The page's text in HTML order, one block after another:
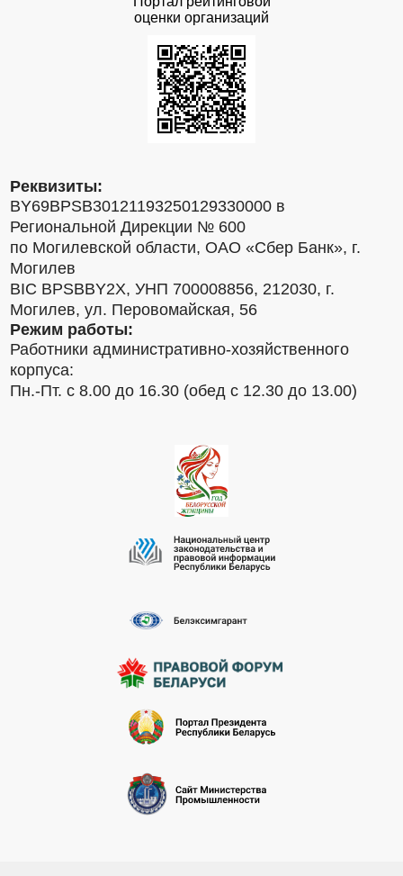
оценки организаций
Реквизиты:
BY69BPSB30121193250129330000 в
Региональной Дирекции № 600
по Могилевской области, ОАО «Сбер Банк», г.
Могилев
BIC BPSBBY2X, УНП 700008856, 212030, г.
Могилев, ул. Перовомайская, 56
Режим работы:
Работники административно-хозяйственного
корпуса:
Пн.-Пт. с 8.00 до 16.30 (обед с 12.30 до 13.00)